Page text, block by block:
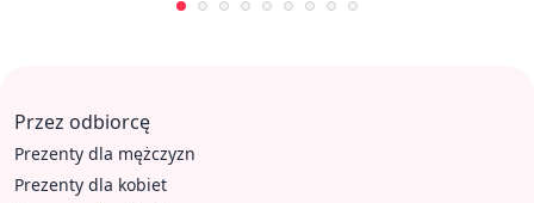
Przez odbiorcę
Prezenty dla mężczyzn
Prezenty dla kobiet